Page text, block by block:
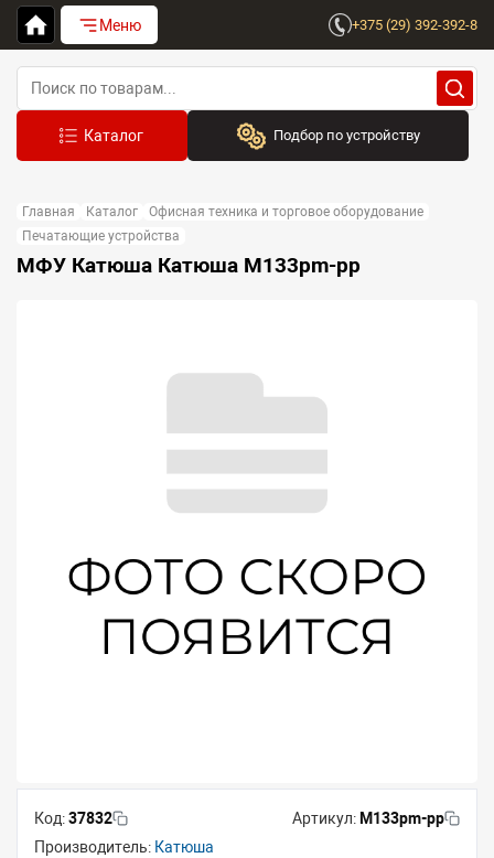
Меню +375 (29) 392-392-8
Подбор по устройству
Выберите бренд
Устройство:
Главная Каталог
Офисная техника и торговое оборудование
Печатающие устройства
МФУ Катюша Катюша M133pm-pp
Код:37832 Артикул: M133pm-pp
Производитель: Катюша